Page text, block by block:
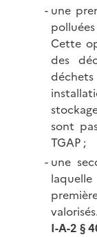
une
Cette
des
sont
TGAP ;
une
I-A-2 §